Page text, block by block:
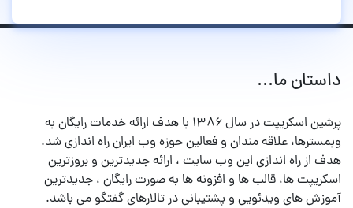
داستان ما...
پرشین اسکریپت در سال ۱۳۸۶ با هدف ارائه خدمات رایگان به
وبمسترها، علاقه مندان و فعالین حوزه وب ایران راه اندازی شد.
هدف از راه اندازی این وب سایت ، ارائه جدیدترین و بروزترین
اسکریپت ها، قالب ها و افزونه ها به صورت رایگان ، جدیدترین
آموزش های ویدئویی و پشتیبانی در تالارهای گفتگو می باشد.